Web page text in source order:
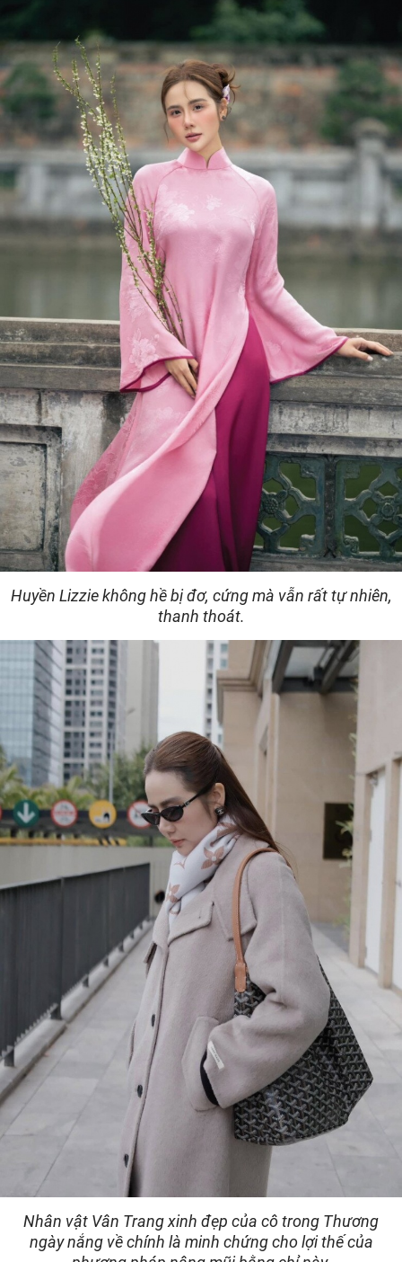
Huyền Lizzie không hề bị đơ, cứng mà vẫn rất tự nhiên,
thanh thoát.
Nhân vật Vân Trang xinh đẹp của cô trong Thương
ngày nắng về chính là minh chứng cho lợi thế của